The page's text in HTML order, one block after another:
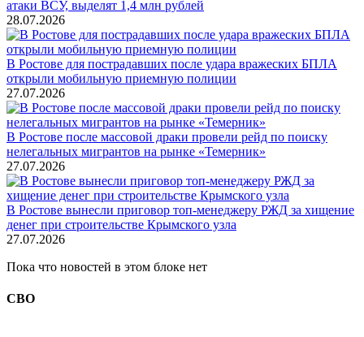
атаки ВСУ, выделят 1,4 млн рублей
28.07.2026
В Ростове для пострадавших после удара вражеских БПЛА
открыли мобильную приемную полиции
27.07.2026
В Ростове после массовой драки провели рейд по поиску
нелегальных мигрантов на рынке «Темерник»
27.07.2026
В Ростове вынесли приговор топ-менеджеру РЖД за хищение
денег при строительстве Крымского узла
27.07.2026
Пока что новостей в этом блоке нет
СВО